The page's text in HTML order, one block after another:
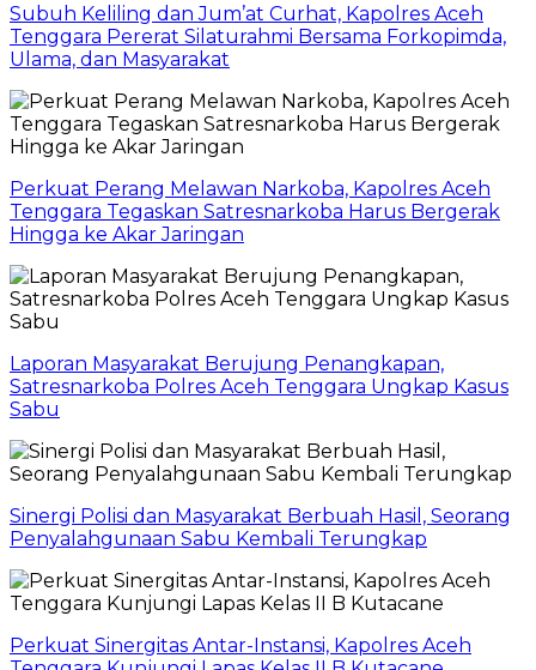
Subuh Keliling dan Jum’at Curhat, Kapolres Aceh
Tenggara Pererat Silaturahmi Bersama Forkopimda,
Ulama, dan Masyarakat
Perkuat Perang Melawan Narkoba, Kapolres Aceh
Tenggara Tegaskan Satresnarkoba Harus Bergerak
Hingga ke Akar Jaringan
Laporan Masyarakat Berujung Penangkapan,
Satresnarkoba Polres Aceh Tenggara Ungkap Kasus
Sabu
Sinergi Polisi dan Masyarakat Berbuah Hasil, Seorang
Penyalahgunaan Sabu Kembali Terungkap
Perkuat Sinergitas Antar-Instansi, Kapolres Aceh